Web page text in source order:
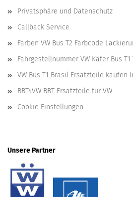
Privatsphäre und Datenschutz
Callback Service
Farben VW Bus T2 Farbcode
Fahrgestellnummer VW Käfer Bus T1
VW Bus T1 Brasil Ersatzteile kaufen
BBT4VW BBT Ersatzteile für VW
Cookie Einstellungen
Unsere Partner